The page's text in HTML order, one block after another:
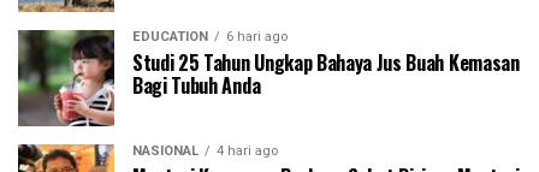
EDUCATION 6 hari ago
Studi 25 Tahun Ungkap Bahaya Jus Buah Kemasan
Bagi Tubuh Anda
NASIONAL 4 hari ago